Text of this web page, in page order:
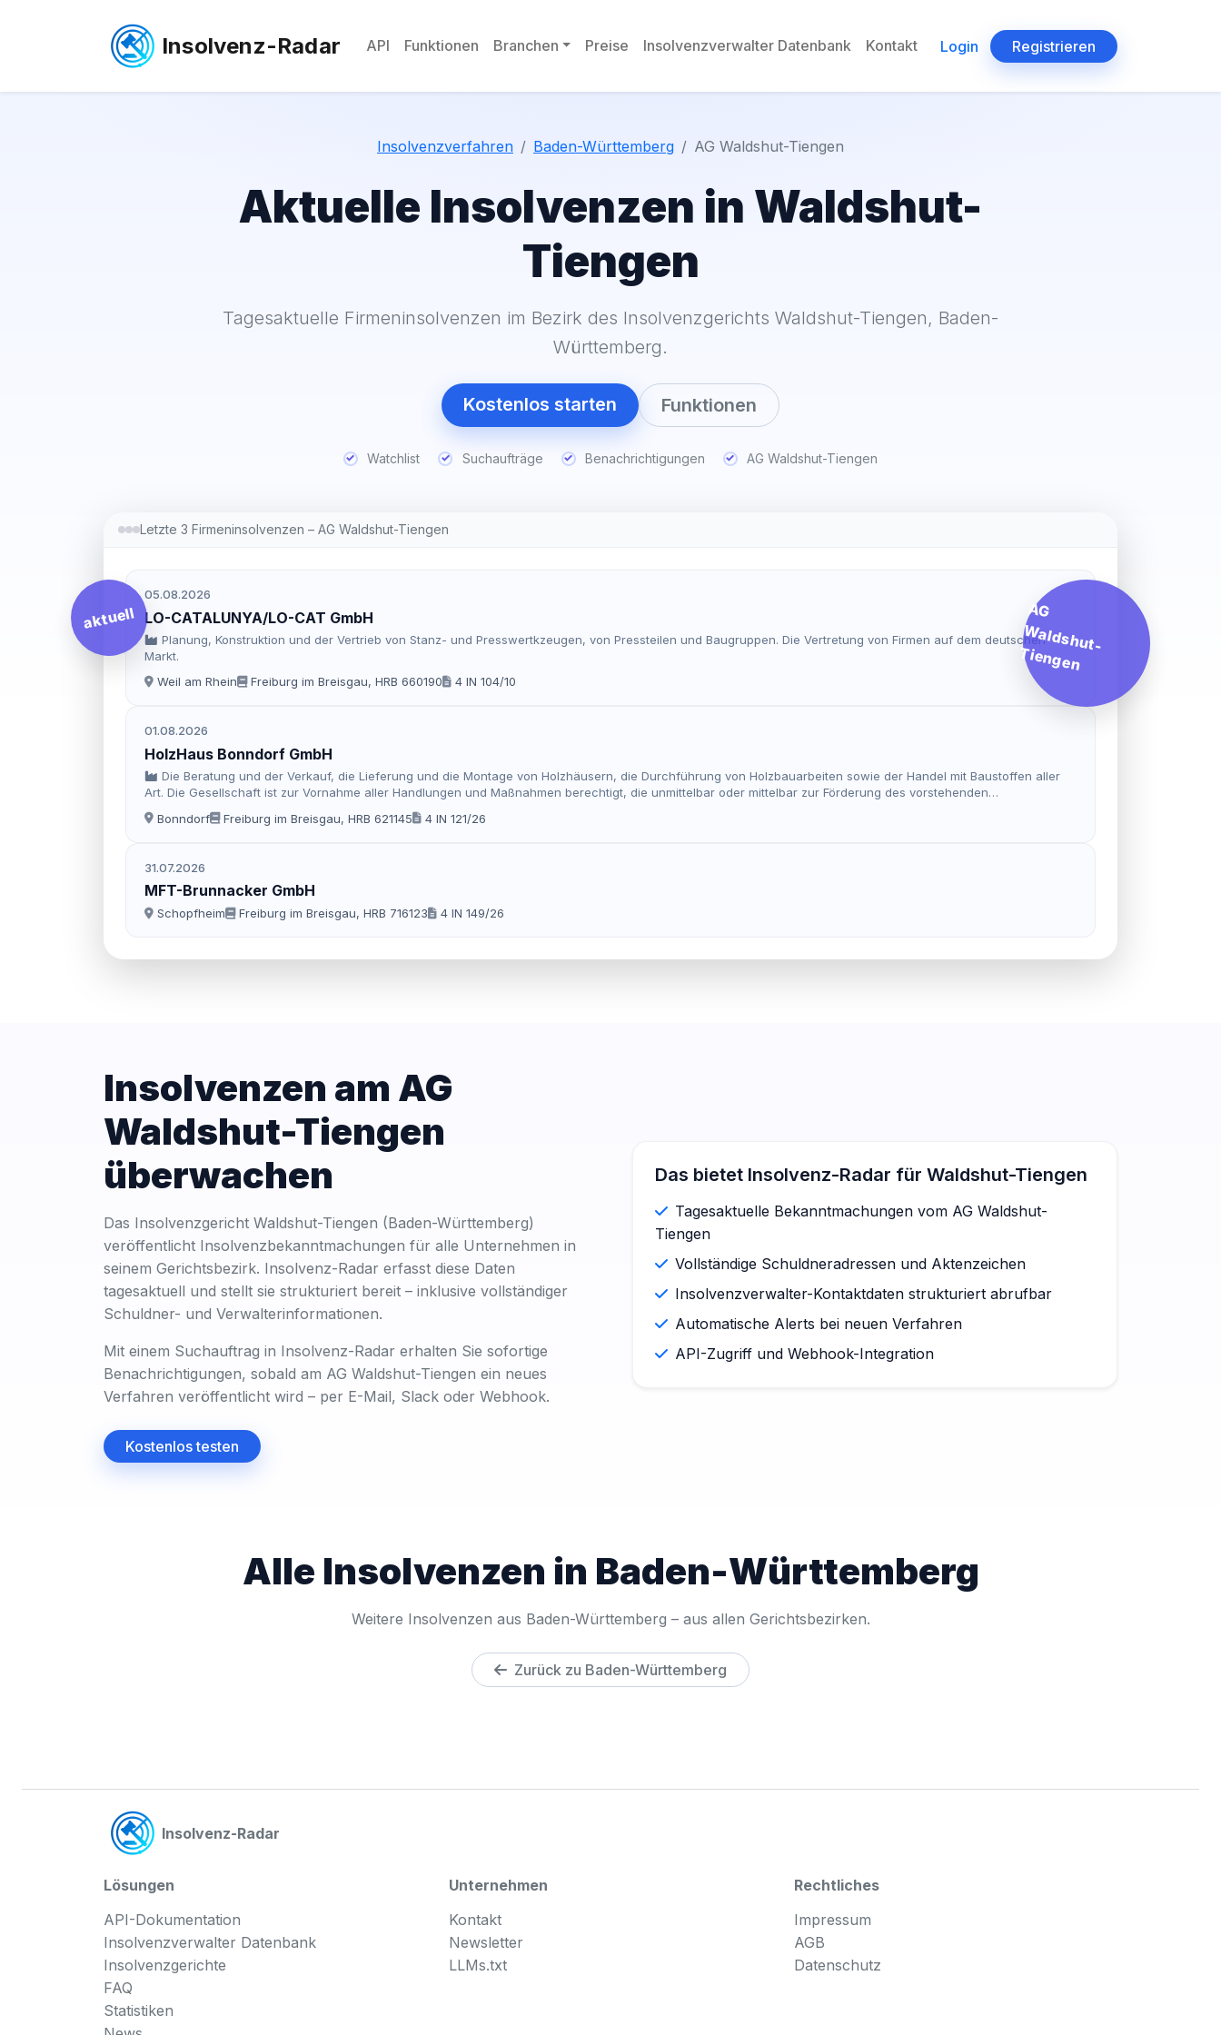
Insolvenz-Radar API Funktionen Branchen Preise Insolvenzverwalter Datenbank Kontakt Login Registrieren
Insolvenzverfahren Baden-Württemberg AG Waldshut-Tiengen
Aktuelle Insolvenzen in Waldshut-
Tiengen
Tagesaktuelle Firmeninsolvenzen im Bezirk des Insolvenzgerichts Waldshut-Tiengen, Baden-
Württemberg.
Kostenlos starten Funktionen
Watchlist Suchaufträge Benachrichtigungen AG Waldshut-Tiengen
Letzte 3 Firmeninsolvenzen – AG Waldshut-Tiengen
05.08.2026
LO-CATALUNYA/LO-CAT GmbH
Planung, Konstruktion und der Vertrieb von Stanz- und Presswertkzeugen, von Pressteilen und Baugruppen. Die Vertretung von Firmen auf dem deutschen
Markt.
Weil am Rhein
Freiburg im Breisgau, HRB 660190 4 IN 104/10
01.08.2026
HolzHaus Bonndorf GmbH
Die Beratung und der Verkauf, die Lieferung und die Montage von Holzhäusern, die Durchführung von Holzbauarbeiten sowie der Handel mit Baustoffen aller
Art. Die Gesellschaft ist zur Vornahme aller Handlungen und Maßnahmen berechtigt, die unmittelbar oder mittelbar zur Förderung des vorstehenden
Unternehmensgegenstandes geeignet erscheinen. Bankgeschäfte und Finanzdienstleistungen im Sinne des Kreditwesengesetzes und erlaubnispflichtige
Geschäfte im Sinne des WplG sind von der Tätigkeit der Gesellschaft aus
Bonndorf Freiburg im Breisgau, HRB 621145 4 IN 121/26
31.07.2026
MFT-Brunnacker GmbH
Schopfheim Freiburg im Breisgau, HRB 716123 4 IN 149/26
aktuell AG
W
a
ld
s
h
u
t-
T
ie
n
g
e
n
Insolvenzen am AG
Waldshut-Tiengen
überwachen
Das Insolvenzgericht Waldshut-Tiengen (Baden-Württemberg)
veröffentlicht Insolvenzbekanntmachungen für alle Unternehmen in
seinem Gerichtsbezirk. Insolvenz-Radar erfasst diese Daten
tagesaktuell und stellt sie strukturiert bereit – inklusive vollständiger
Schuldner- und Verwalterinformationen.
Mit einem Suchauftrag in Insolvenz-Radar erhalten Sie sofortige
Benachrichtigungen, sobald am AG Waldshut-Tiengen ein neues
Verfahren veröffentlicht wird – per E-Mail, Slack oder Webhook.
Kostenlos testen
Das bietet Insolvenz-Radar für Waldshut-Tiengen
Tagesaktuelle Bekanntmachungen vom AG Waldshut-
Tiengen
Vollständige Schuldneradressen und Aktenzeichen
Insolvenzverwalter-Kontaktdaten strukturiert abrufbar
Automatische Alerts bei neuen Verfahren
API-Zugriff und Webhook-Integration
Alle Insolvenzen in Baden-Württemberg
Weitere Insolvenzen aus Baden-Württemberg – aus allen Gerichtsbezirken.
Zurück zu Baden-Württemberg
Insolvenz-Radar
Lösungen
API-Dokumentation
Insolvenzverwalter Datenbank
Insolvenzgerichte
FAQ
Statistiken
Unternehmen
Kontakt
Newsletter
LLMs.txt
Rechtliches
Impressum
AGB
Datenschutz